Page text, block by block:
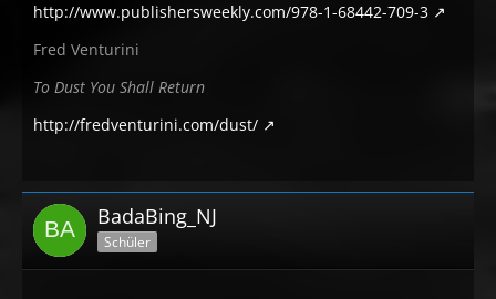
http://www.publishersweekly.com/978-1-68442-709-3
Fred Venturini
To Dust You Shall Return
http://fredventurini.com/dust/
BadaBing_NJ
Schüler